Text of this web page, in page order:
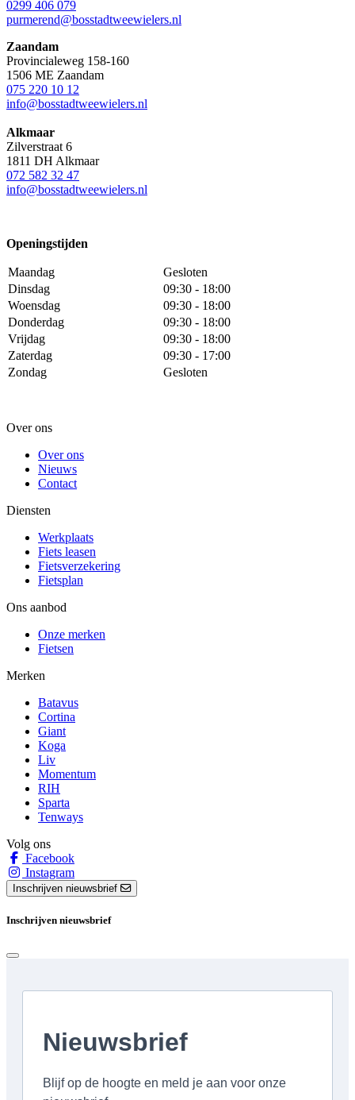
0299 406 079
purmerend@bosstadtweewielers.nl
Zaandam
Provincialeweg 158-160
1506 ME Zaandam
075 220 10 12
info@bosstadtweewielers.nl
Alkmaar
Zilverstraat 6
1811 DH Alkmaar
072 582 32 47
info@bosstadtweewielers.nl
Openingstijden
Maandag
Gesloten
Dinsdag
09:30 - 18:00
Woensdag
09:30 - 18:00
Donderdag
09:30 - 18:00
Vrijdag
09:30 - 18:00
Zaterdag
09:30 - 17:00
Zondag
Gesloten
Over ons
Over ons
Nieuws
Contact
Diensten
Werkplaats
Fiets leasen
Fietsverzekering
Fietsplan
Ons aanbod
Onze merken
Fietsen
Merken
Batavus
Cortina
Giant
Koga
Liv
Momentum
RIH
Sparta
Tenways
Volg ons
Facebook
Instagram
Inschrijven nieuwsbrief
Inschrijven nieuwsbrief